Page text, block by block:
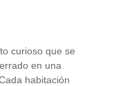
curioso que se
en una
habitación